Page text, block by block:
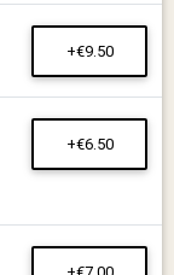
+€9.50
+€6.50